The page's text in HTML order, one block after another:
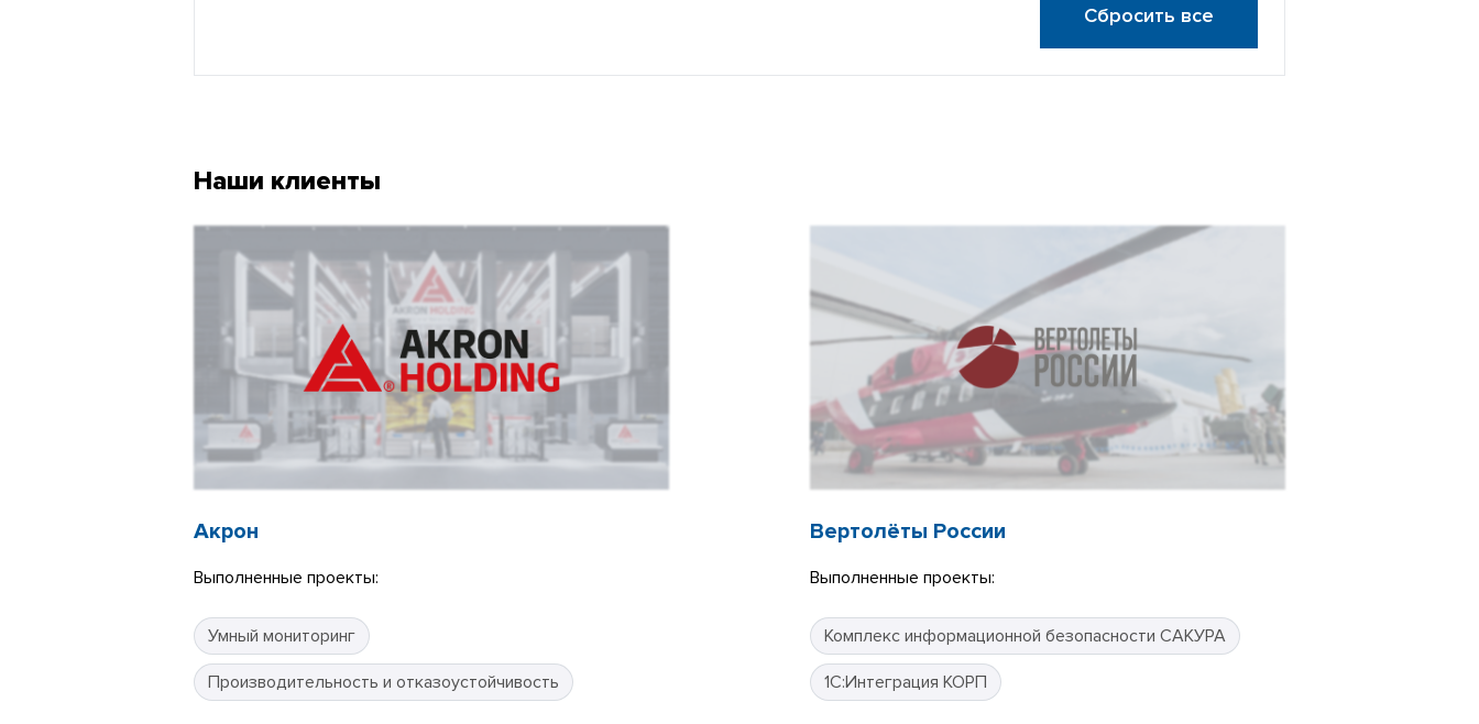
Сбросить все
Наши клиенты
Акрон
Выполненные проекты:
Умный мониторинг
Производительность и отказоустойчивость
Вертолёты России
Выполненные проекты:
Комплекс информационной безопасности САКУРА
1С:Интеграция КОРП